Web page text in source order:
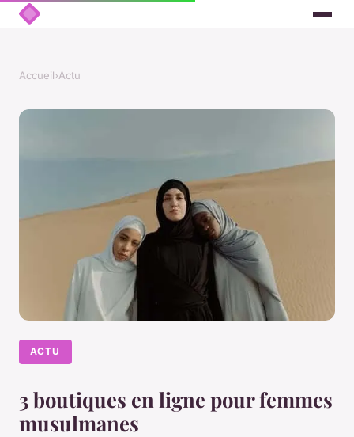
Accueil›Actu
ACTU
3 boutiques en ligne pour femmes
musulmanes